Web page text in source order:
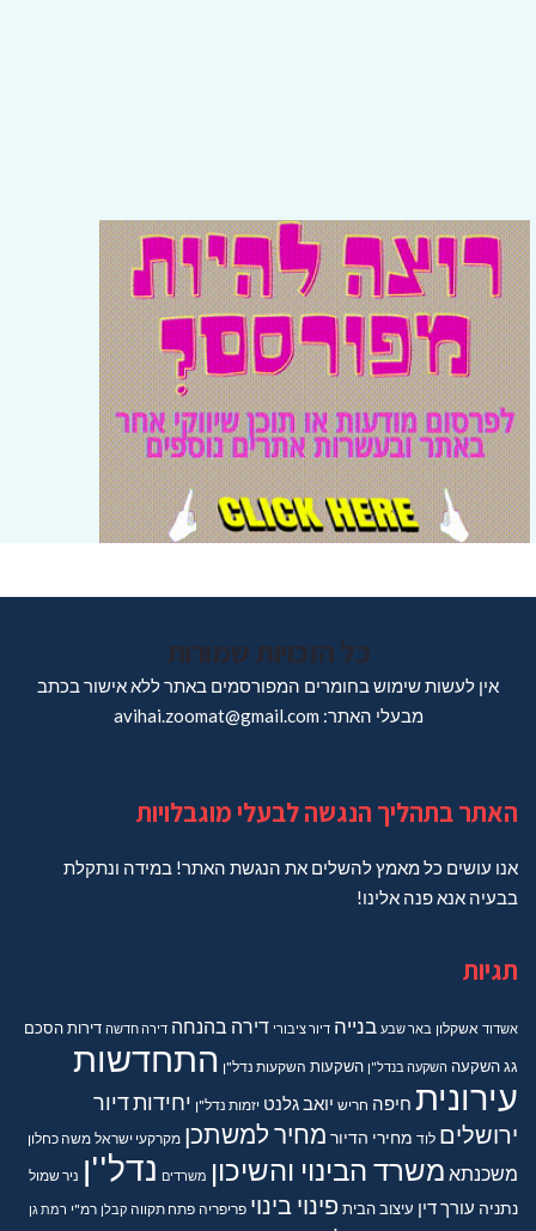
כל הזכויות שמורות
אין לעשות שימוש בחומרים המפורסמים באתר ללא אישור בכתב
מבעלי האתר: avihai.zoomat@gmail.com
האתר בתהליך הנגשה לבעלי מוגבלויות
אנו עושים כל מאמץ להשלים את הנגשת האתר! במידה ונתקלת
בבעיה אנא פנה אלינו!
תגיות
אשדוד אשקלון באר שבע בנייה דיור ציבורי דירה בהנחה דירה חדשה דירותהסכם
גגהשקעה השקעה בנדל"ן השקעות השקעות נדל"ן התחדשות
עירונית חיפה חריש יואב גלנט יזמות נדל"ן יחידות דיור
ירושלים לוד מחירי הדיור מחיר למשתכן מקרקעי ישראל משה כחלון
משכנתא משרד הבינוי והשיכון משרדים נדל''ן ניר שמול
נתניה עורך דין עיצוב הבית פינוי בינוי פריפריה פתח תקווה קבלן רמ"י רמת גן